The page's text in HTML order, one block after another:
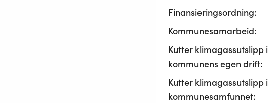
Finansieringsordning:
Kommunesamarbeid:
Kutter klimagassutslipp i
kommunens egen drift:
Kutter klimagassutslipp i
kommunesamfunnet: